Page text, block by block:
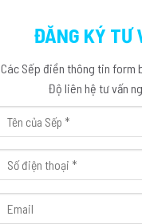
ĐĂNG KÝ TƯ
Các Sếp điền thông tin form
Độ liên hệ tư vấn